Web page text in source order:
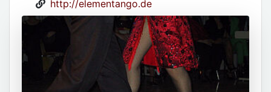
http://elementango.de